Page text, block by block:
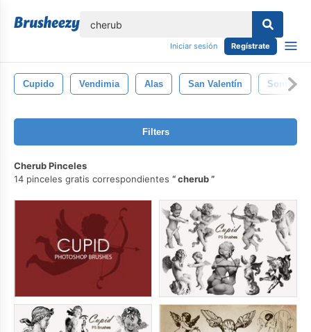
Iniciar sesión Regístrate
Cupido Vendimia Alas San Valentín Sonreír
Filters
Cherub Pinceles
14 pinceles gratis correspondientes
cherub